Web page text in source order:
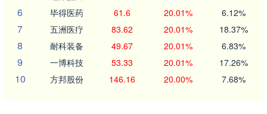
6 毕得医药 61.6 20.01% 6.12%
7 五洲医疗 83.62 20.01% 18.37%
8 耐科装备 49.67 20.01% 6.83%
9 一博科技 53.33 20.01% 17.26%
10 方邦股份 146.16 20.00% 7.68%